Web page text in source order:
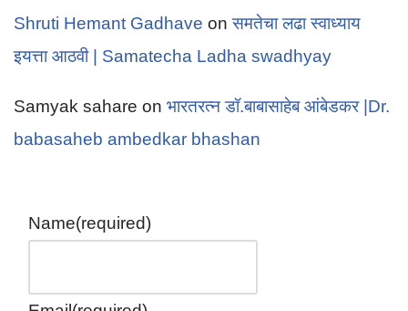
Shruti Hemant Gadhave onसमतेचा लढा स्वाध्याय
इयत्ता आठवी | Samatecha Ladha swadhyay
Samyak sahare on भारतरत्न डॉ.बाबासाहेब आंबेडकर |Dr.
babasaheb ambedkar bhashan
Name(required)